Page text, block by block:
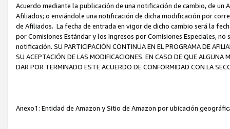
Acuerdo mediante la publicación de una notificación de cambio, de
Afiliados; o enviándole una notificación de dicha modificación por
de Afiliados. La fecha de entrada en vigor de dicho cambio será la
por Comisiones Estándar y los Ingresos por Comisiones Especiales,
notificación. SU PARTICIPACIÓN CONTINUA EN EL PROGRAMA DE
SU ACEPTACIÓN DE LAS MODIFICACIONES. EN CASO DE QUE ALGUNA
DAR POR TERMINADO ESTE ACUERDO DE CONFORMIDAD CON LA
Anexo1: Entidad de Amazon y Sitio de Amazon por ubicación